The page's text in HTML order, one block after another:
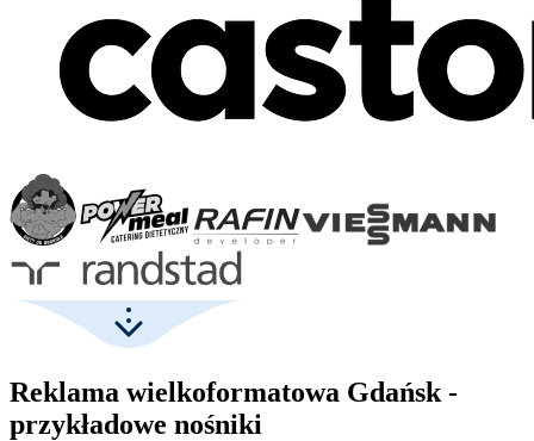
Reklama wielkoformatowa Gdańsk -
przykładowe nośniki